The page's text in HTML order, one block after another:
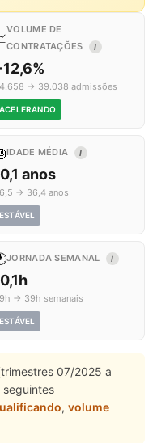
VOLUME DE
CONTRATAÇÕES
I
→ 39.038 admissões
ACELERANDO
IDADE MÉDIA I
anos
→ 36,4 anos
ESTÁVEL
JORNADA SEMANAL I
→ 39h semanais
ESTÁVEL
07/2025 a
, volume